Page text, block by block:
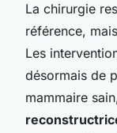
La chirurgie
référence,
Les
désormais de
mammaire